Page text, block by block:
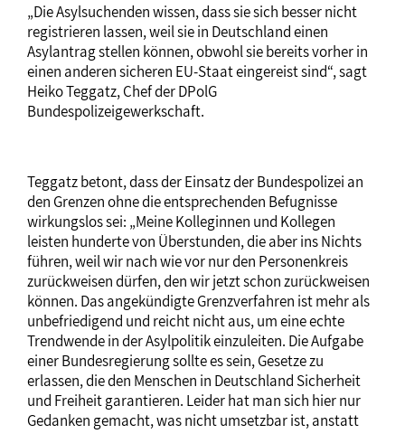
„Die Asylsuchenden wissen, dass sie sich besser nicht
registrieren lassen, weil sie in Deutschland einen
Asylantrag stellen können, obwohl sie bereits vorher in
einen anderen sicheren EU-Staat eingereist sind“, sagt
Heiko Teggatz, Chef der DPolG
Bundespolizeigewerkschaft.
Teggatz betont, dass der Einsatz der Bundespolizei an
den Grenzen ohne die entsprechenden Befugnisse
wirkungslos sei: „Meine Kolleginnen und Kollegen
leisten hunderte von Überstunden, die aber ins Nichts
führen, weil wir nach wie vor nur den Personenkreis
zurückweisen dürfen, den wir jetzt schon zurückweisen
können. Das angekündigte Grenzverfahren ist mehr als
unbefriedigend und reicht nicht aus, um eine echte
Trendwende in der Asylpolitik einzuleiten. Die Aufgabe
einer Bundesregierung sollte es sein, Gesetze zu
erlassen, die den Menschen in Deutschland Sicherheit
und Freiheit garantieren. Leider hat man sich hier nur
Gedanken gemacht, was nicht umsetzbar ist, anstatt